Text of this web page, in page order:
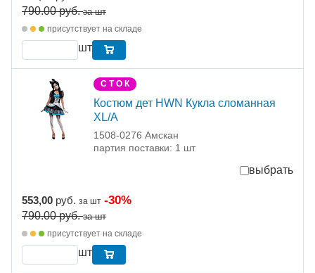
790.00руб. за шт
присутствует на складе
шт
С Т О К
Костюм дет HWN Кукла сломанная
XL/А
1508-0276 Амскан
партия поставки: 1 шт
выбрать
553,00 руб. за шт -30%
790.00руб. за шт
присутствует на складе
шт